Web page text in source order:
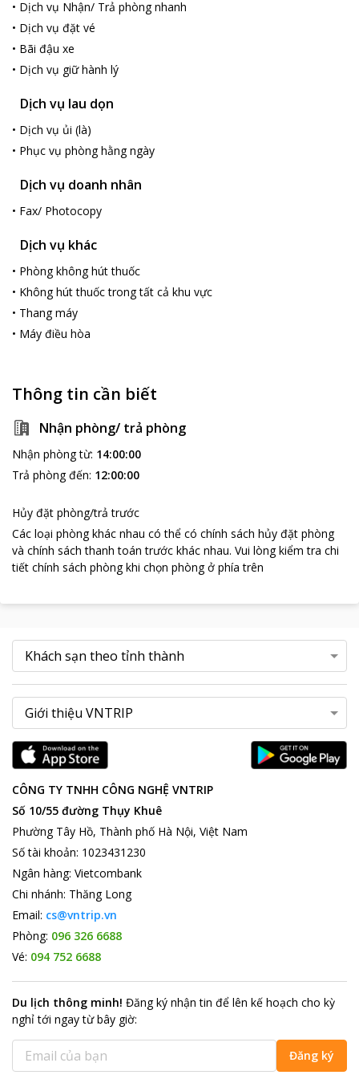
• Dịch vụ Nhận/ Trả phòng nhanh
• Dịch vụ đặt vé
• Bãi đậu xe
• Dịch vụ giữ hành lý
Dịch vụ lau dọn
• Dịch vụ ủi (là)
• Phục vụ phòng hằng ngày
Dịch vụ doanh nhân
• Fax/ Photocopy
Dịch vụ khác
• Phòng không hút thuốc
• Không hút thuốc trong tất cả khu vực
• Thang máy
• Máy điều hòa
Thông tin cần biết
Nhận phòng/ trả phòng
Nhận phòng từ: 14:00:00
Trả phòng đến: 12:00:00
Hủy đặt phòng/trả trước
Các loại phòng khác nhau có thể có chính sách hủy đặt phòng
và chính sách thanh toán trước khác nhau. Vui lòng kiểm tra chi
tiết chính sách phòng khi chọn phòng ở phía trên
CÔNG TY TNHH CÔNG NGHỆ VNTRIP
Số 10/55 đường Thụy Khuê
Phường Tây Hồ, Thành phố Hà Nội, Việt Nam
Số tài khoản: 1023431230
Ngân hàng: Vietcombank
Chi nhánh: Thăng Long
Email: cs@vntrip.vn
Phòng: 096 326 6688
Vé: 094 752 6688
Du lịch thông minh! Đăng ký nhận tin để lên kế hoạch cho kỳ
nghỉ tới ngay từ bây giờ:
Đăng ký